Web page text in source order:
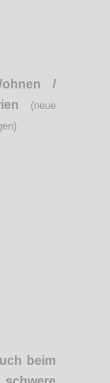
/
(neue
beim